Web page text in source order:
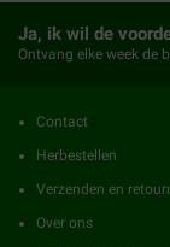
Ja, ik wil de
Ontvang elke week de
Contact
Herbestellen
Verzenden en
Over ons